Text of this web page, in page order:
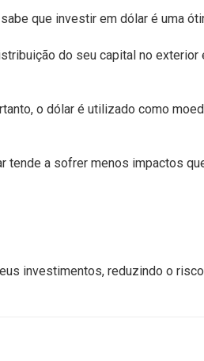
que investir em dólar é uma
do seu capital no exterior
o dólar é utilizado como
tende a sofrer menos impactos
investimentos, reduzindo o